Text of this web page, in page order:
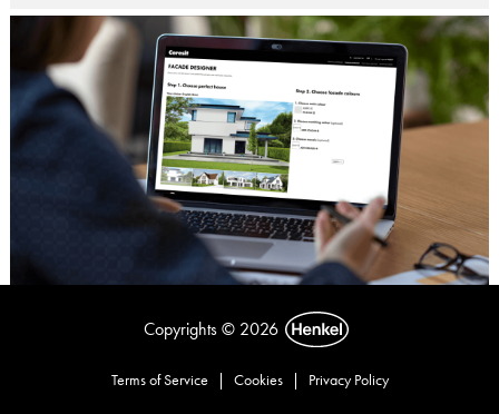
Copyrights © 2026
Terms of Service | Cookies | Privacy Policy